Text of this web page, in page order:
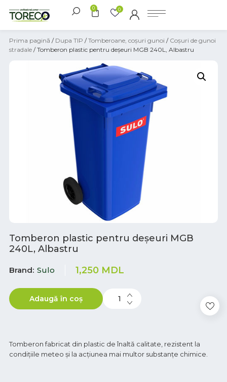
0 0
Prima pagină / Dupa TIP /Tomberoane, coșuri gunoi / Coşuri de gunoi
stradale / Tomberon plastic pentru deșeuri MGB 240L, Albastru
Tomberon plastic pentru deșeuri MGB
240L, Albastru
Brand Sulo 1,250 MDL
Adaugă în coș
Tomberon fabricat din plastic de înaltă calitate, rezistent la
condițiile meteo și la acțiunea mai multor substanțe chimice.